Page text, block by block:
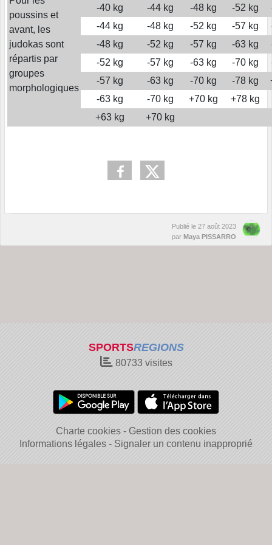
poussins et
avant, les
judokas sont
répartis par
groupes
morphologiques
-40 kg
-44 kg -48 kg -52 kg
-44 kg
-48 kg -52 kg -57 kg
-48 kg
-52 kg -57 kg -63 kg
-52 kg
-57 kg -63 kg -70 kg
-57 kg
-63 kg -70 kg -78 kg
-63 kg
-70 kg +70 kg
+78 kg
+63 kg
+70 kg
Publié le 27 août 2023
par Maya PISSARRO
SPORTSREGIONS
80733visites
Charte cookies
Gestion des cookies
Informations légales
Signaler un contenu inapproprié